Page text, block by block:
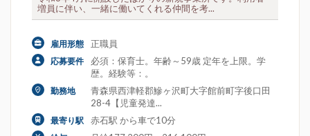
増員に伴い、一緒に働いてくれる仲間を考...
雇用形態 正職員
応募要件
必須：保育士。年齢～59歳 定年を上限。学
歴。経験等：。
勤務地
青森県西津軽郡鰺ヶ沢町大字館前町字後口田
28-4【児童発達...
最寄り駅 赤石駅 から車で10分